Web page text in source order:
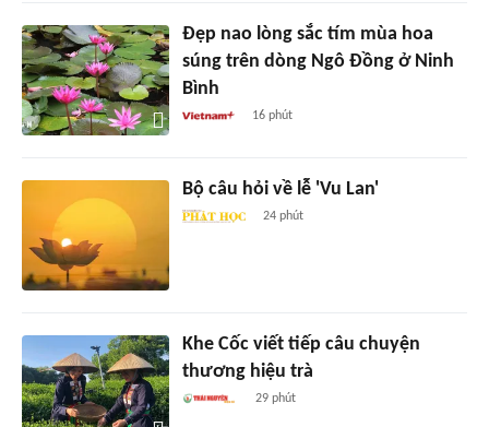
Đẹp nao lòng sắc tím mùa hoa
súng trên dòng Ngô Đồng ở Ninh
Bình
16 phút
Bộ câu hỏi về lễ 'Vu Lan'
24 phút
Khe Cốc viết tiếp câu chuyện
thương hiệu trà
29 phút